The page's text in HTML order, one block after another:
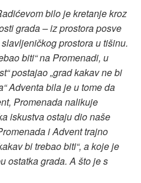
bilo je kretanje kroz
grada – iz prostora posve
prostora u tišinu.
biti“ na Promenadi, u
postajao „grad kakav ne bi
Adventa bila je u tome da
Promenada nalikuje
iskustva ostaju dio naše
i Advent trajno
bi trebao biti“, a koje je
ostatka grada. A što je s